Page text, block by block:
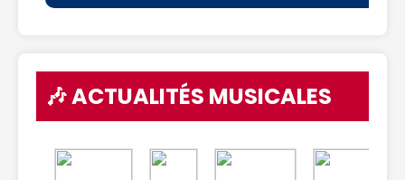
🎶 ACTUALITÉS MUSICALES